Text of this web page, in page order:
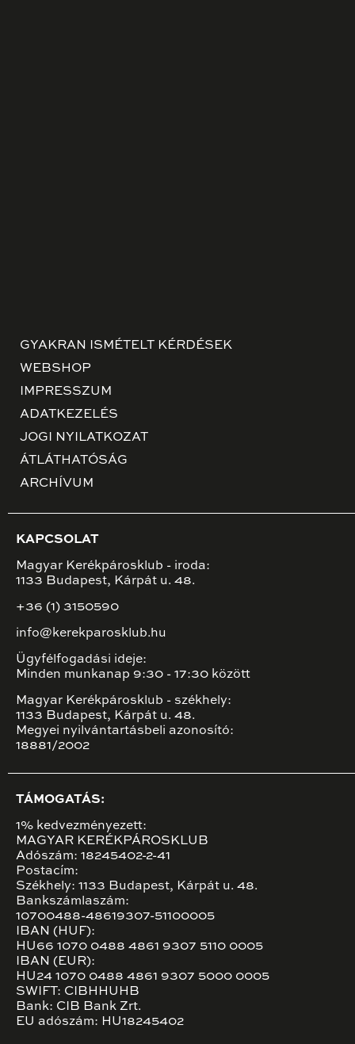
GYAKRAN ISMÉTELT KÉRDÉSEK
WEBSHOP
IMPRESSZUM
ADATKEZELÉS
JOGI NYILATKOZAT
ÁTLÁTHATÓSÁG
ARCHÍVUM
KAPCSOLAT
Magyar Kerékpárosklub - iroda:
1133 Budapest, Kárpát u. 48.
+36 (1) 3150590
info@kerekparosklub.hu
Ügyfélfogadási ideje:
Minden munkanap 9:30 - 17:30 között
Magyar Kerékpárosklub - székhely:
1133 Budapest, Kárpát u. 48.
Megyei nyilvántartásbeli azonosító:
18881/2002
TÁMOGATÁS:
1% kedvezményezett:
MAGYAR KERÉKPÁROSKLUB
Adószám: 18245402-2-41
Postacím:
Székhely: 1133 Budapest, Kárpát u. 48.
Bankszámlaszám:
10700488-48619307-51100005
IBAN (HUF):
HU66 1070 0488 4861 9307 5110 0005
IBAN (EUR):
HU24 1070 0488 4861 9307 5000 0005
SWIFT: CIBHHUHB
Bank: CIB Bank Zrt.
EU adószám: HU18245402